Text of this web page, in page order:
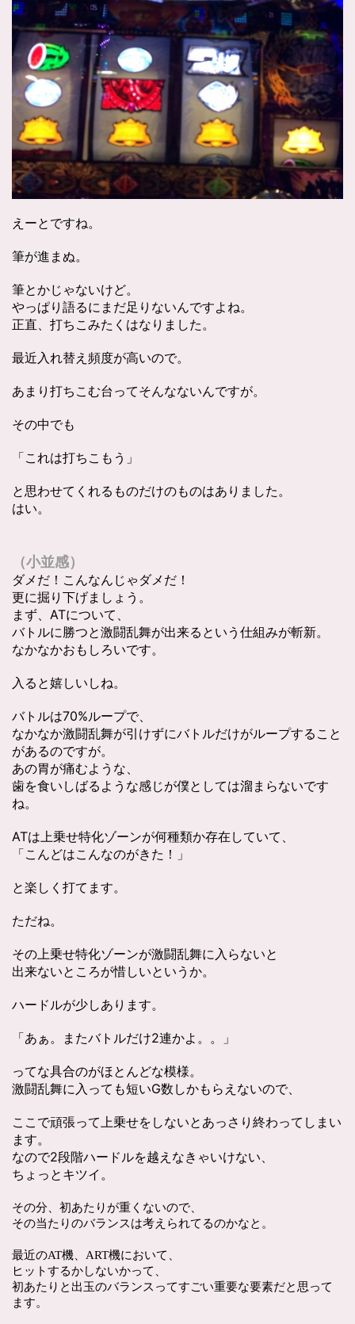
えーとですね。
筆が進まぬ。
筆とかじゃないけど。
やっぱり語るにまだ足りないんですよね。
正直、打ちこみたくはなりました。
最近入れ替え頻度が高いので。
あまり打ちこむ台ってそんなないんですが。
その中でも
「これは打ちこもう」
と思わせてくれるものだけのものはありました。
はい。
（小並感）
ダメだ！こんなんじゃダメだ！
更に掘り下げましょう。
まず、ATについて、
バトルに勝つと激闘乱舞が出来るという仕組みが斬新。
なかなかおもしろいです。
入ると嬉しいしね。
バトルは70%ループで、
なかなか激闘乱舞が引けずにバトルだけがループすること
があるのですが。
あの胃が痛むような、
歯を食いしばるような感じが僕としては溜まらないです
ね。
ATは上乗せ特化ゾーンが何種類か存在していて、
「こんどはこんなのがきた！」
と楽しく打てます。
ただね。
その上乗せ特化ゾーンが激闘乱舞に入らないと
出来ないところが惜しいというか。
ハードルが少しあります。
「あぁ。またバトルだけ2連かよ。。」
ってな具合のがほとんどな模様。
激闘乱舞に入っても短いG数しかもらえないので、
ここで頑張って上乗せをしないとあっさり終わってしまい
ます。
なので2段階ハードルを越えなきゃいけない、
ちょっとキツイ。
その分、初あたりが重くないので、
その当たりのバランスは考えられてるのかなと。
最近のAT機、ART機において、
ヒットするかしないかって、
初あたりと出玉のバランスってすごい重要な要素だと思って
ます。